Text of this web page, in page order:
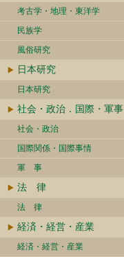
考古学・地理・東洋学
民族学
風俗研究
日本研究
日本研究
社会・政治．国際・軍事
社会・政治
国際関係・国際事情
軍 事
法 律
法 律
経済・経営・産業
経済・経営・産業